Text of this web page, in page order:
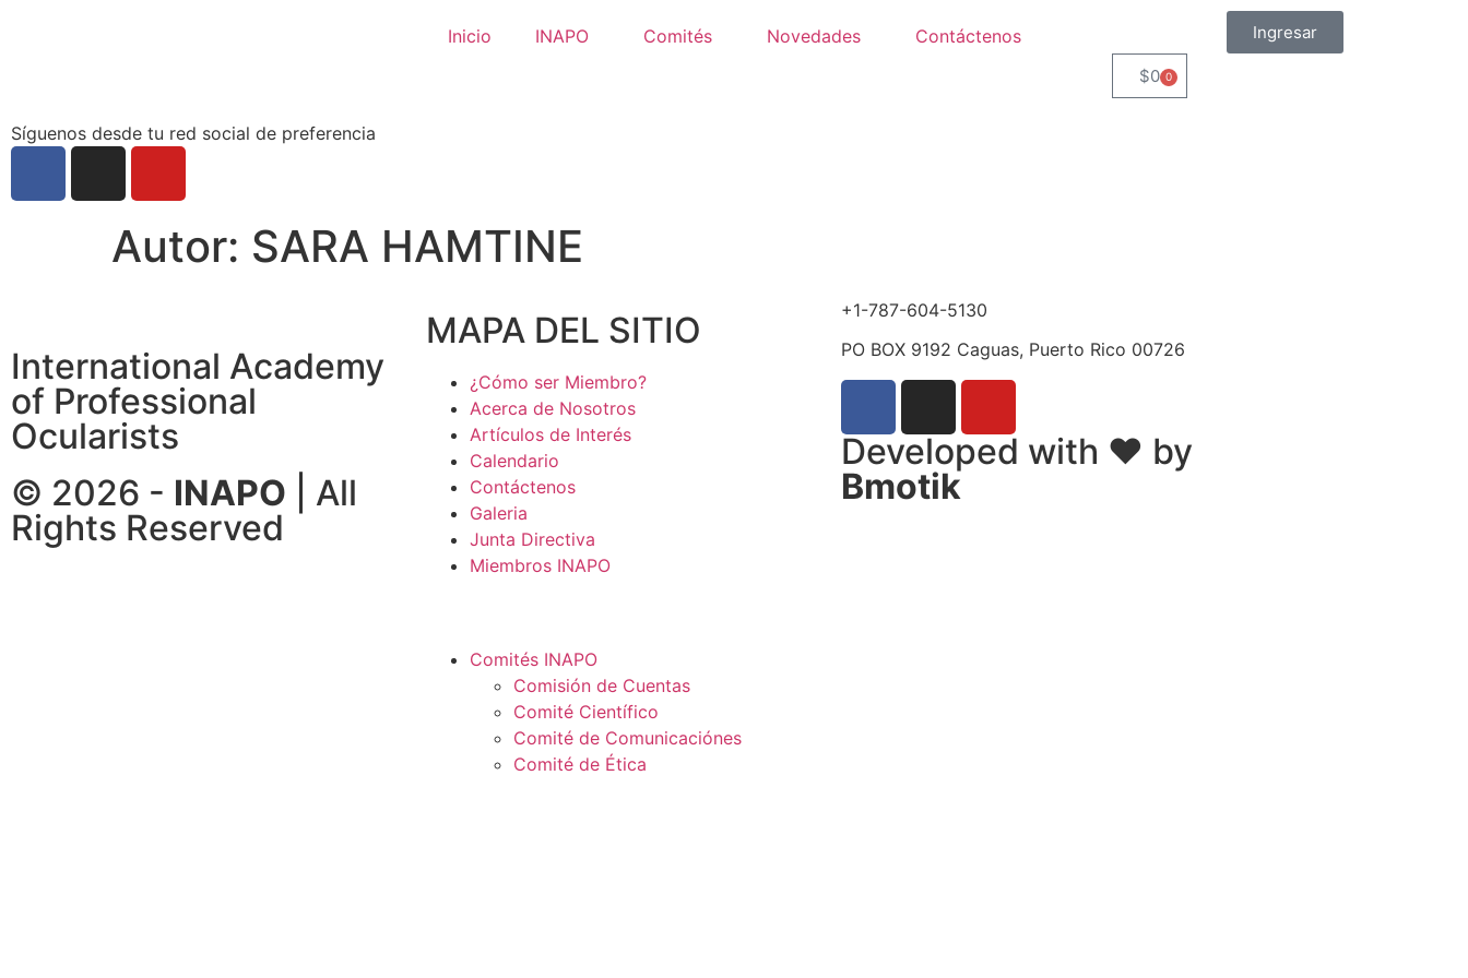
Inicio INAPO Comités Novedades Contáctenos Ingresar
$0 0
Síguenos desde tu red social de preferencia
Autor: SARA HAMTINE
International Academy
of Professional
Ocularists
© 2026 - INAPO | All
Rights Reserved
MAPA DEL SITIO
¿Cómo ser Miembro?
Acerca de Nosotros
Artículos de Interés
Calendario
Contáctenos
Galeria
Junta Directiva
Miembros INAPO
Comités INAPO
Comisión de Cuentas
Comité Científico
Comité de Comunicaciónes
Comité de Ética
+1-787-604-5130
PO BOX 9192 Caguas, Puerto Rico 00726
Developed with ❤ by
Bmotik